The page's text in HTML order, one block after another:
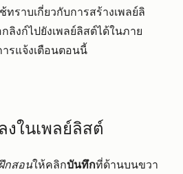
ราบเกี่ยวกับการสร้างเพลย์ลิ
งก์ไปยังเพลย์ลิสต์ได้ในภาย
รแจ้งเตือนตอนนี้
งในเพลย์ลิสต์
กสอนให้คลิกบันทึกที่ด้านบนขวา